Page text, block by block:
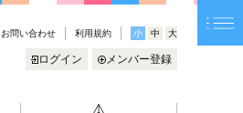
お問い合わせ 利用規約 小 中 大
ログイン メンバー登録